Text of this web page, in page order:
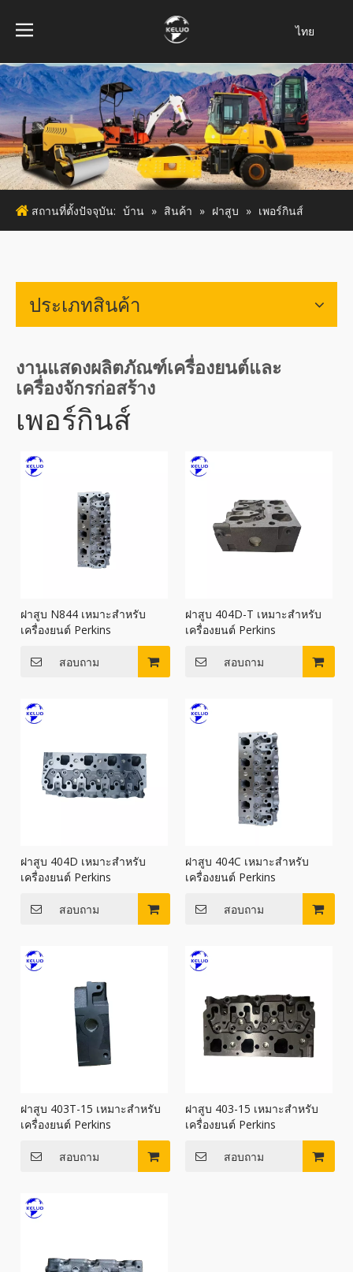
ไทย
Bahasa
indonesia
Türk dili
Italiano
Deutsch
Português
Español
English
สถานที่ตั้งปัจจุบัน: บ้าน » สินค้า » ฝาสูบ » เพอร์กินส์
ประเภทสินค้า
งานแสดงผลิตภัณฑ์เครื่องยนต์และ
เครื่องจักรก่อสร้าง
เพอร์กินส์
ฝาสูบ N844 เหมาะสำหรับ
เครื่องยนต์ Perkins
สอบถาม
ฝาสูบ 404D-T เหมาะสำหรับ
เครื่องยนต์ Perkins
สอบถาม
ฝาสูบ 404D เหมาะสำหรับ
เครื่องยนต์ Perkins
สอบถาม
ฝาสูบ 404C เหมาะสำหรับ
เครื่องยนต์ Perkins
สอบถาม
ฝาสูบ 403T-15 เหมาะสำหรับ
เครื่องยนต์ Perkins
สอบถาม
ฝาสูบ 403-15 เหมาะสำหรับ
เครื่องยนต์ Perkins
สอบถาม